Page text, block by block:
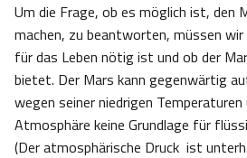
Um die Frage, ob es möglich ist, den
machen, zu beantworten, müssen
für das Leben nötig ist und ob der
bietet. Der Mars kann gegenwärtig
wegen seiner niedrigen Temperaturen
Atmosphäre keine Grundlage für
(Der atmosphärische Druck ist